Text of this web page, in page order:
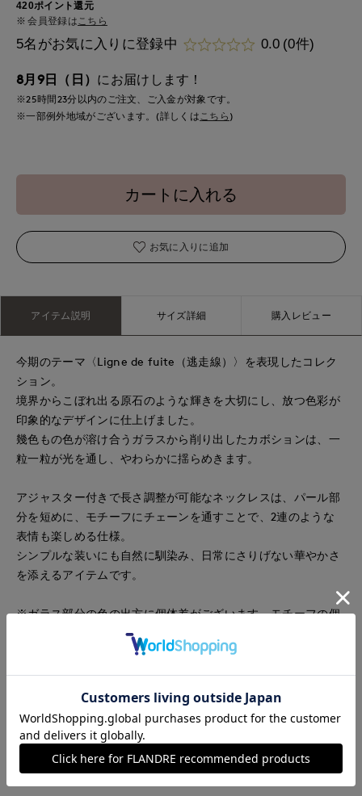
420ポイント還元
会員登録は こちら
5名がお気に入りに登録中 0.0 (0件)
8月9日（日） にお届けします！
※25時間23分以内のご注文、ご入金が対象です。
※一部例外地域がございます。(詳しくはこちら )
カートに入れる
お気に入りに追加
アイテム説明 サイズ詳細 購入レビュー
今期のテーマ〈Ligne de fuite（逃走線）〉を表現したコレク
ション。
境界からこぼれ出る原石のような輝きを大切にし、放つ色彩が
印象的なデザインに仕上げました。
幾色もの色が溶け合うガラスから削り出したカボションは、一
粒一粒が光を通し、やわらかに揺らめきます。
アジャスター付きで長さ調整が可能なネックレスは、パール部
分を短めに、モチーフにチェーンを通すことで、2連のような
表情も楽しめる仕様。
シンプルな装いにも自然に馴染み、日常にさりげない華やかさ
を添えるアイテムです。
※ガラス部分の色の出方に個体差がございます。モチーフの個
性としてお楽しみください。
※ADER.bijouxでは、全ての商品に“墨入れ”という加工を施し
メッキ仕上げをした後にあえて墨をかけて1つ1つ職人が拭き取
る作業で、メタルが落ち着いた色味になり、高級感を出してい
ます。
なお、拭き取りは手作業のため、墨の残り方には個体差がござ
います。予めご了承ください。